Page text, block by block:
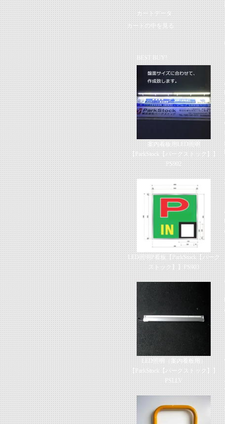
カートデータ
カートの中を見る
BEST BUY!
案内看板用LED照明
【ParkStock【パークストック】】
PS902
LED照明P看板【ParkStock【パーク
ストック】】PS903
LED照明（案内看板用）
【ParkStock【パークストック】】
PSLLV